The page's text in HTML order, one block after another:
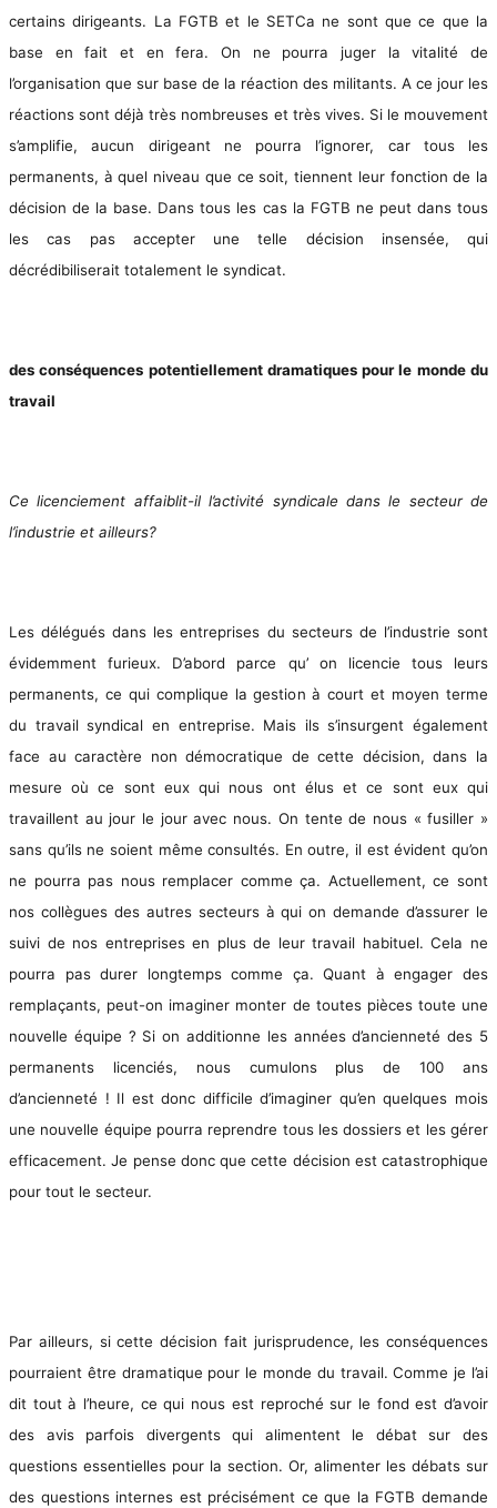
certains dirigeants. La FGTB et le SETCa ne sont que ce que la
base en fait et en fera. On ne pourra juger la vitalité de
l’organisation que sur base de la réaction des militants. A ce jour les
réactions sont déjà très nombreuses et très vives. Si le mouvement
s’amplifie, aucun dirigeant ne pourra l’ignorer, car tous les
permanents, à quel niveau que ce soit, tiennent leur fonction de la
décision de la base. Dans tous les cas la FGTB ne peut dans tous
les cas pas accepter une telle décision insensée, qui
décrédibiliserait totalement le syndicat.
des conséquences potentiellement dramatiques pour le monde du
travail
Ce licenciement affaiblit-il l’activité syndicale dans le secteur de
l’industrie et ailleurs?
Les délégués dans les entreprises du secteurs de l’industrie sont
évidemment furieux. D’abord parce qu’ on licencie tous leurs
permanents, ce qui complique la gestion à court et moyen terme
du travail syndical en entreprise. Mais ils s’insurgent également
face au caractère non démocratique de cette décision, dans la
mesure où ce sont eux qui nous ont élus et ce sont eux qui
travaillent au jour le jour avec nous. On tente de nous « fusiller »
sans qu’ils ne soient même consultés. En outre, il est évident qu’on
ne pourra pas nous remplacer comme ça. Actuellement, ce sont
nos collègues des autres secteurs à qui on demande d’assurer le
suivi de nos entreprises en plus de leur travail habituel. Cela ne
pourra pas durer longtemps comme ça. Quant à engager des
remplaçants, peut-on imaginer monter de toutes pièces toute une
nouvelle équipe ? Si on additionne les années d’ancienneté des 5
permanents licenciés, nous cumulons plus de 100 ans
d’ancienneté ! Il est donc difficile d’imaginer qu’en quelques mois
une nouvelle équipe pourra reprendre tous les dossiers et les gérer
efficacement. Je pense donc que cette décision est catastrophique
pour tout le secteur.
Par ailleurs, si cette décision fait jurisprudence, les conséquences
pourraient être dramatique pour le monde du travail. Comme je l’ai
dit tout à l’heure, ce qui nous est reproché sur le fond est d’avoir
des avis parfois divergents qui alimentent le débat sur des
questions essentielles pour la section. Or, alimenter les débats sur
des questions internes est précisément ce que la FGTB demande